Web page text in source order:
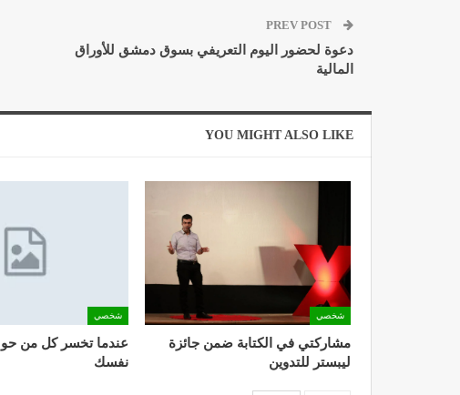
دعوة لحضور اليوم التعريفي بسوق دمشق للأوراق
المالية
YOU MIGHT ALSO LIKE
شخصي
مشاركتي في الكتابة ضمن جائزة
ليبستر للتدوين
شخصي
عندما تخسر كل من
نفسك